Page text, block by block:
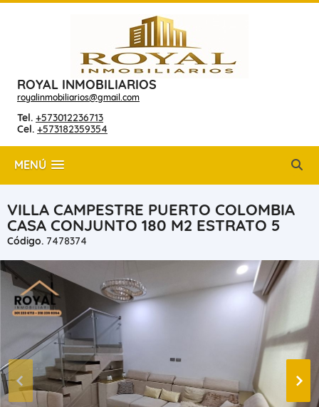
ROYAL INMOBILIARIOS
royalinmobiliarios@gmail.com
Tel. +573012236713
Cel. +573182359354
MENÚ
VILLA CAMPESTRE PUERTO COLOMBIA
CASA CONJUNTO 180 M2 ESTRATO 5
Código. 7478374